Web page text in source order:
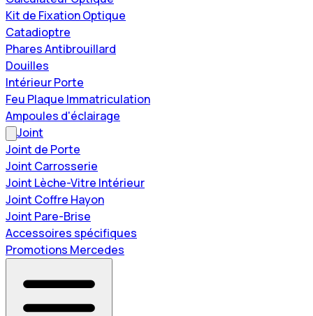
Kit de Fixation Optique
Catadioptre
Phares Antibrouillard
Douilles
Intérieur Porte
Feu Plaque Immatriculation
Ampoules d'éclairage
Joint
Joint de Porte
Joint Carrosserie
Joint Lèche-Vitre Intérieur
Joint Coffre Hayon
Joint Pare-Brise
Accessoires spécifiques
Promotions Mercedes